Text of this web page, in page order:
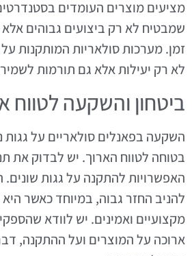
מציעים מוצרים העומדים
שמבטיח לא רק ביצועים גבוהים
זמן. מערכות סולאריות המותקנות על
לא רק יעילות אלא גם תורמות
ביטחון והשקעה לטווח
השקעה בפאנלים סולאריים על
בטוחה לטווח הארוך. יש לבדוק את
האפשרויות להתקנה על גגות שונים.
להניב החזר גבוה, במיוחד כאשר
מקצועיים ואמינים. יש לוודא
ארוכה על המוצרים ועל ההתקנה,